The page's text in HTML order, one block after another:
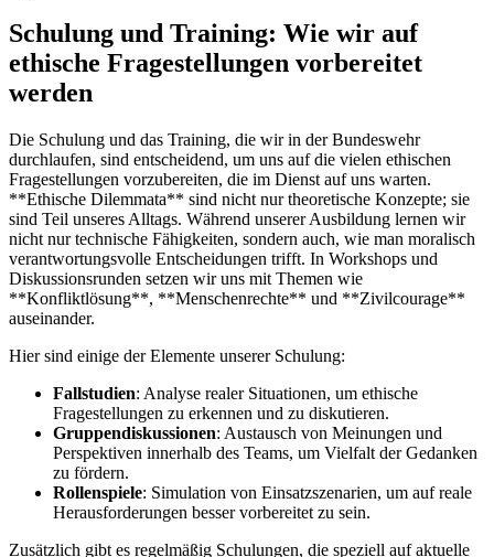
Schulung und⁤ Training: Wie wir auf
ethische Fragestellungen vorbereitet
werden
Die Schulung und das⁣ Training, die wir in der⁢ Bundeswehr
durchlaufen, sind entscheidend,⁢ um ⁢uns auf die vielen ethischen
Fragestellungen vorzubereiten,‌ die im Dienst auf uns warten.
**Ethische Dilemmata** ⁢sind nicht nur ​theoretische Konzepte; sie
sind Teil unseres Alltags. Während ⁣unserer Ausbildung lernen ⁤wir
nicht nur technische Fähigkeiten, sondern auch, wie man moralisch
verantwortungsvolle Entscheidungen‍ trifft. In Workshops und
Diskussionsrunden setzen wir uns⁢ mit Themen wie
**Konfliktlösung**, **Menschenrechte** und **Zivilcourage**
auseinander.
Hier sind⁤ einige der Elemente unserer ⁤Schulung:
Fallstudien: Analyse realer Situationen, um ethische
Fragestellungen‌ zu erkennen⁣ und zu diskutieren.
Gruppendiskussionen: ‌Austausch von Meinungen und
Perspektiven innerhalb des Teams, um Vielfalt‍ der Gedanken
zu fördern.
Rollenspiele:‌ Simulation von ​Einsatzszenarien, um auf reale
Herausforderungen besser vorbereitet zu sein.
Zusätzlich gibt es regelmäßig Schulungen, die speziell auf aktuelle‌